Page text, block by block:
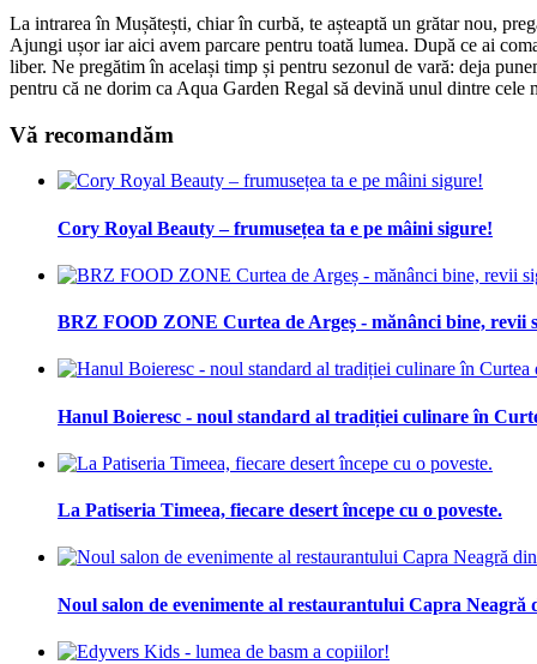
La intrarea în Mușătești, chiar în curbă, te așteaptă un grătar nou,
Ajungi ușor iar aici avem parcare pentru toată lumea. După ce ai
liber. Ne pregătim în același timp și pentru sezonul de vară: deja
pentru că ne dorim ca Aqua Garden Regal să devină unul dintre
Vă recomandăm
Cory Royal Beauty – frumusețea ta e pe mâini sigure!
BRZ FOOD ZONE Curtea de Argeș - mănânci bine, revii
Hanul Boieresc - noul standard al tradiției culinare în
La Patiseria Timeea, fiecare desert începe cu o poveste.
Noul salon de evenimente al restaurantului Capra Neagră